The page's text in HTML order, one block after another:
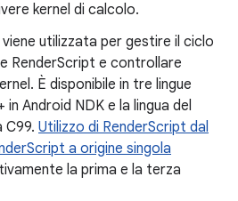
kernel di calcolo.
viene utilizzata per gestire il ciclo
RenderScript e controllare
È disponibile in tre lingue
in Android NDK e la lingua del
C99. Utilizzo di RenderScript dal
a origine singola
la prima e la terza